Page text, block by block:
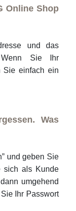
Online Shop
und das
Wenn Sie Ihr
Sie einfach ein
Was
und geben Sie
sich als Kunde
umgehend
Ihr Passwort